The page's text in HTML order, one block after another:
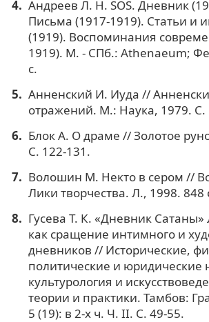
Андреев Л. Н. SOS. Дневник
Письма (1917-1919). Статьи и
(1919). Воспоминания
1919). М. - СПб.: Athenaeum;
с.
Анненский И. Иуда //
отражений. М.: Наука, 1979. С.
Блок А. О драме // Золотое
С. 122-131.
Волошин М. Некто в сером //
Лики творчества. Л., 1998. 848
Гусева Т. К. «Дневник
как сращение интимного и
дневников // Исторические,
политические и юридические
культурология и
теории и практики. Тамбов:
5 (19): в 2-х ч. Ч. II. С. 49-55.